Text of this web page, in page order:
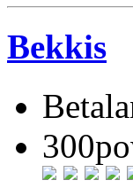
Bekkis